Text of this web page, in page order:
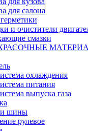
для салона
и очистители
смазки
охлаждения
питания
выпуска газа
и шины
рулевое